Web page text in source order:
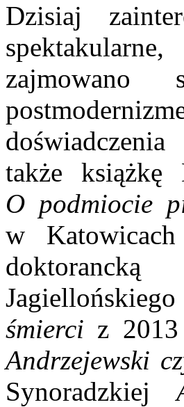
Dzisiaj
także książkę
O podmiocie
w
Jagiellońskiego
śmierci z
Andrzejewski
Synoradzkiej